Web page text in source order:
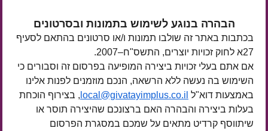
הבהרה בנוגע לשימוש בתמונות ובסרטונים
בכתבות באתר זה שולבו תמונות ו/או סרטונים בהתאם לסעיף
27א לחוק זכויות יוצרים, התשס"ח–2007.
אם אתם בעלי זכויות ביצירה המופיעה בפרסום זה וסבורים כי
השימוש בה נעשה ללא הרשאה, הנכם מוזמנים לפנות אלינו
באמצעות דוא"ל local@givatayimplus.co.il , בצירוף הוכחת
בעלות ביצירה והבהרה האם ברצונכם שהיצירה תוסר או
שיתווסף קרדיט מתאים על שמכם במסגרת הפרסום